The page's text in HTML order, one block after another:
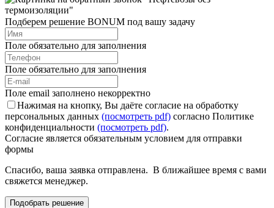
Подберем решение BONUM под вашу задачу
Поле обязательно для заполнения
Поле обязательно для заполнения
Поле email заполнено некорректно
Нажимая на кнопку, Вы даёте согласие на обработку
персональных данных (посмотреть pdf) согласно Политике
конфиденциальности (посмотреть pdf).
Согласие является обязательным условием для отправки
формы
Спасибо, ваша заявка отправлена. В ближайшее время с вами
свяжется менеджер.
Подобрать решение